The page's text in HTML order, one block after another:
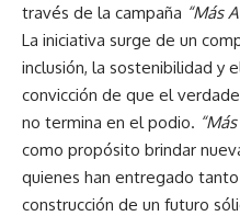
través de la campaña “Más
La iniciativa surge de un
inclusión, la sostenibilidad y
convicción de que el
no termina en el podio.
como propósito brindar
quienes han entregado
construcción de un futuro